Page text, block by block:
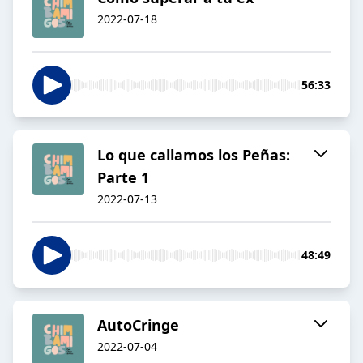
2022-07-18
56:33
Lo que callamos los Peñas:
Parte 1
2022-07-13
48:49
AutoCringe
2022-07-04